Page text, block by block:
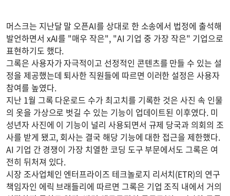
머스크는 지난달 말 오픈AI를 상대로 한 소송에서 법정에 출석해
발언하면서 xAI를 "매우 작은", "AI 기업 중 가장 작은" 기업으로
표현하기도 했다.
그록은 사용자가 자극적이고 선정적인 콘텐츠를 만들 수 있는 설
정을 제공했는데 퇴사한 직원들에 따르면 이러한 설정은 사용자
참여를 높였다.
지난 1월 그록 다운로드 수가 최고치를 기록한 것은 사진 속 인물
의 옷을 가상으로 벗길 수 있는 기능이 업데이트된 이후였다. 미
성년자 사진에 이 기능이 널리 사용되면서 규제 당국과 의회의 조
사를 받게 됐고, 회사는 결국 해당 기능에 대한 접근을 제한했다.
AI 기업 간 경쟁이 가장 치열한 코딩 도구 부문에서도 그록은 여
전히 뒤처져 있다.
시장 조사업체인 엔터프라이즈 테크놀로지 리서치(ETR)의 연구
책임자인 에릭 브래들리에 따르면 그록은 기업 조직 내에서 거의